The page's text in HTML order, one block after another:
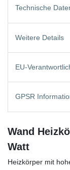
Technische
Weitere Details
EU-
GPSR
Wand
Watt
Heizkörper mit